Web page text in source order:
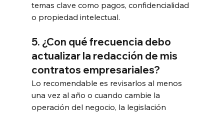
temas clave como pagos, confidencialidad
o propiedad intelectual.
5. ¿Con qué frecuencia debo
actualizar la redacción de mis
contratos empresariales?
Lo recomendable es revisarlos al menos
una vez al año o cuando cambie la
operación del negocio, la legislación